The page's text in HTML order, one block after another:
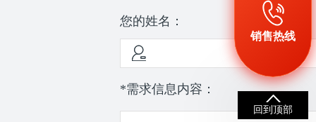
您的姓名：
*需求信息内容：
销售热线
回到顶部